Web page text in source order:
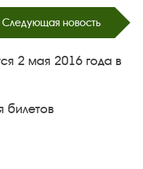
Следующая новость
2 мая 2016 года в
билетов